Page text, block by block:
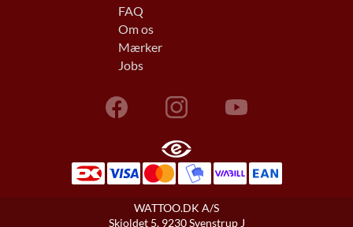
FAQ
Om os
Mærker
Jobs
WATTOO.DK A/S
Skjoldet 5, 9230 Svenstrup J